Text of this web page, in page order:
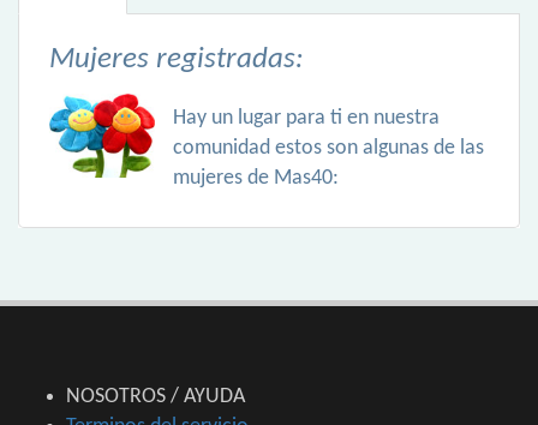
Mujeres registradas:
Hay un lugar para ti en nuestra
comunidad estos son algunas de las
mujeres de Mas40:
NOSOTROS / AYUDA